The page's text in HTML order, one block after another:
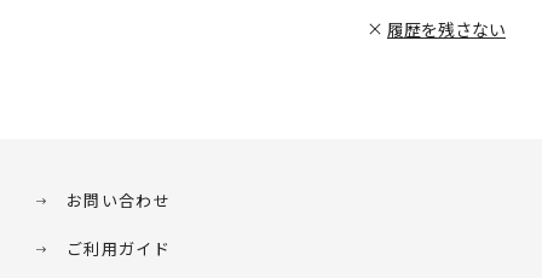
履歴を残さない
お問い合わせ
ご利用ガイド